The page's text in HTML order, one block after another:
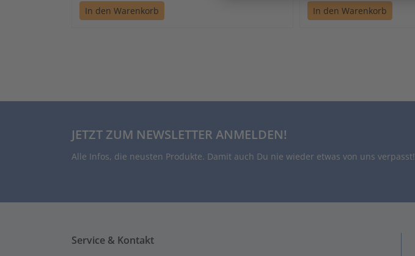
In den Warenkorb In den Warenkorb
JETZT ZUM NEWSLETTER ANMELDEN!
Alle Infos, die neusten Produkte. Damit auch Du nie wieder etwas von uns verpasst!
Service & Kontakt